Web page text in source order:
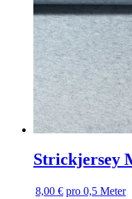
Strickjersey
8,00 € pro 0,5 Meter